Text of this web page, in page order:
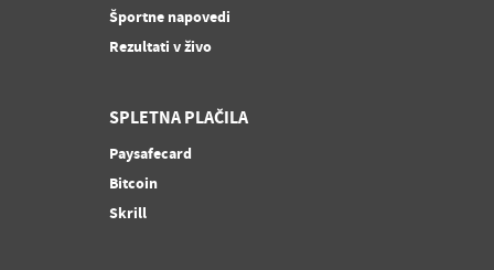
Športne napovedi
Rezultati v živo
SPLETNA PLAČILA
Paysafecard
Bitcoin
Skrill